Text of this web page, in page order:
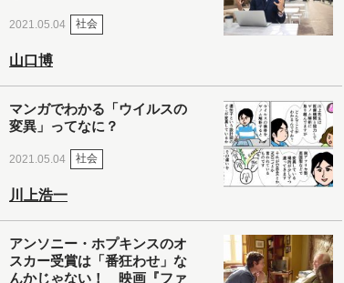
2021.05.04 社会
山口博
マンガでわかる「ウイルスの
変異」ってなに？
2021.05.04 社会
川上浩一
アンソニー・ホプキンスのオ
スカー受賞は「番狂わせ」な
んかじゃない！ 映画『ファ